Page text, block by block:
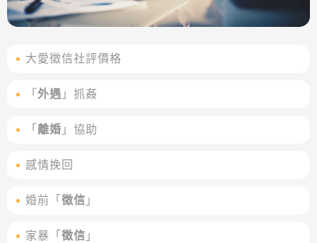
大愛徵信社評價格
「 外遇 」抓姦
「 離婚 」協助
感情挽回
婚前「 徵信 」
家暴「 徵信 」